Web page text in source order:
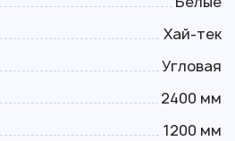
Хай-тек
Угловая
2400 мм
1200 мм